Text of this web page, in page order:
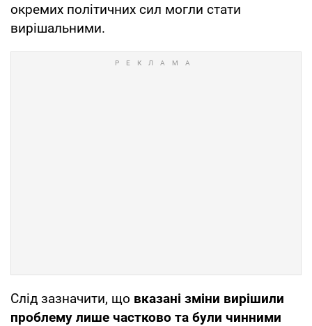
окремих політичних сил могли стати
вирішальними.
Слід зазначити, що вказані зміни вирішили
проблему лише частково та були чинними